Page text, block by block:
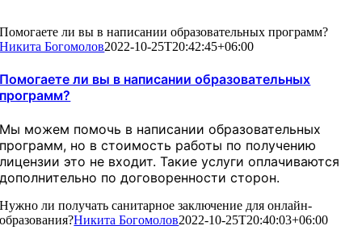
Помогаете ли вы в написании образовательных программ?
Никита Богомолов2022-10-25T20:42:45+06:00
Помогаете ли вы в написании образовательных
программ?
Мы можем помочь в написании образовательных
программ, но в стоимость работы по получению
лицензии это не входит. Такие услуги оплачиваются
дополнительно по договоренности сторон.
Нужно ли получать санитарное заключение для онлайн-
образования?Никита Богомолов2022-10-25T20:40:03+06:00